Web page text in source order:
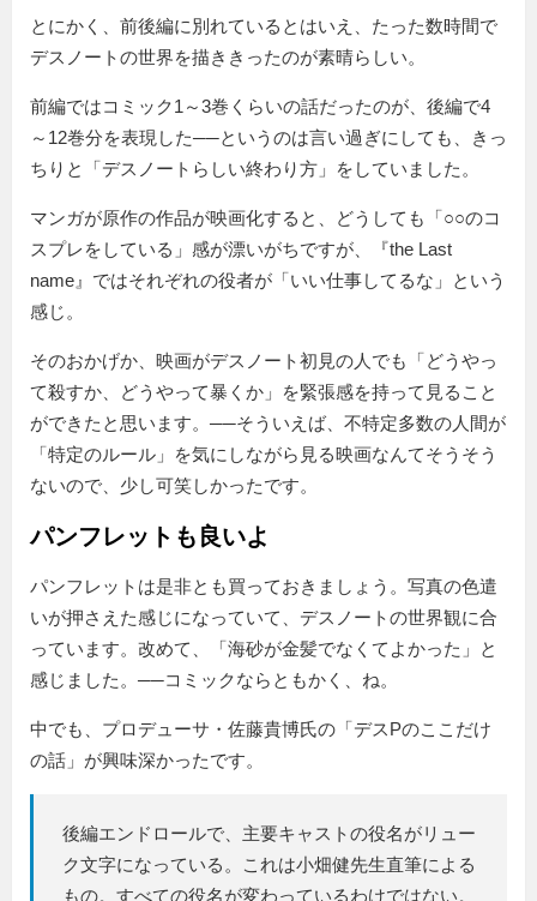
とにかく、前後編に別れているとはいえ、たった数時間で
デスノートの世界を描ききったのが素晴らしい。
前編ではコミック1～3巻くらいの話だったのが、後編で4
～12巻分を表現した──というのは言い過ぎにしても、きっ
ちりと「デスノートらしい終わり方」をしていました。
マンガが原作の作品が映画化すると、どうしても「○○のコ
スプレをしている」感が漂いがちですが、『the Last
name』ではそれぞれの役者が「いい仕事してるな」という
感じ。
そのおかげか、映画がデスノート初見の人でも「どうやっ
て殺すか、どうやって暴くか」を緊張感を持って見ること
ができたと思います。──そういえば、不特定多数の人間が
「特定のルール」を気にしながら見る映画なんてそうそう
ないので、少し可笑しかったです。
パンフレットも良いよ
パンフレットは是非とも買っておきましょう。写真の色遣
いが押さえた感じになっていて、デスノートの世界観に合
っています。改めて、「海砂が金髪でなくてよかった」と
感じました。──コミックならともかく、ね。
中でも、プロデューサ・佐藤貴博氏の「デスPのここだけ
の話」が興味深かったです。
後編エンドロールで、主要キャストの役名がリュー
ク文字になっている。これは小畑健先生直筆による
もの。すべての役名が変わっているわけではない。